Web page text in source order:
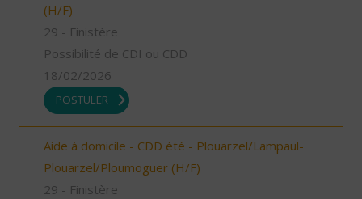
(H/F)
29 - Finistère
Possibilité de CDI ou CDD
18/02/2026
POSTULER
Aide à domicile - CDD été - Plouarzel/Lampaul-
Plouarzel/Ploumoguer (H/F)
29 - Finistère